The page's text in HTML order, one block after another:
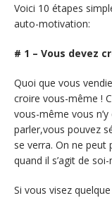
Voici 10 étapes
auto-motivation:
# 1 – Vous devez
Quoi que vous
croire vous-même !
vous-même vous
parler,vous pouvez
se verra. On ne
quand il s’agit de
Si vous visez